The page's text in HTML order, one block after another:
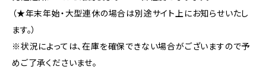
（★年末年始・大型連休の場合は別途サイト上にお知らせいたし
ます。）
※状況によっては、在庫を確保できない場合がございますので予
めご了承くださいませ。